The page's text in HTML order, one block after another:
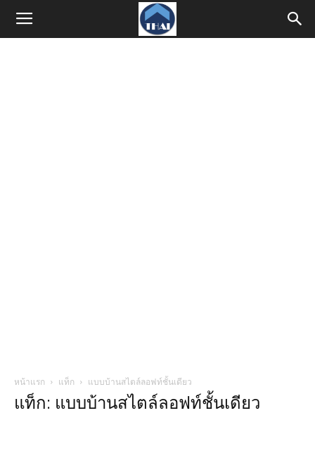
หน้าแรก แท็ก แบบบ้านสไตล์ลอฟท์ชั้นเดียว
แท็ก: แบบบ้านสไตล์ลอฟท์ชั้นเดียว